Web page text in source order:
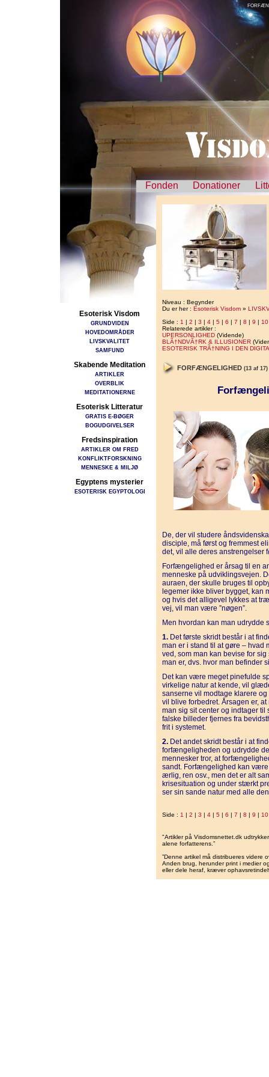
Fonden Donationer
Esoterisk Visdom
GRUNDVIDEN
HOVEDOMRÅDER
LIVSKVALITET
SAMFUND
Skabende Meditation
ARTIKLER
OVERBLIK
MEDITATIONERNE
Esoterisk Litteratur
GRATIS E-BØGER
BOGUDGIVELSER
Fredsinspiration
ARTIKLER OM FRED
KONFLIKTFORSKNING
MENNESKE & MILJØ
Egyptens mysterier
ESOTERISK EGYPTOLOGI
Niveau : Begynder
Du er her : Esoterisk Visdom »
Side : 1 | 2 | 3 | 4 | 5 | 6 | 7 | 8 | 9 | 10
Relaterede artikler :
UPERSONLIGHED (Vidende)
BLÃ†NDVÃ†RK & ILLUSIONER
ESOTERISK TRÃ†NING I DEN
FORFÆNGELIGHED (13 af 17)
De, der vil studere
disciple, må først og fremmest
det, vil alle deres anstrengelser
Forfængelighed er årsag til en
menneske på udviklingsvejen.
auraen, der skulle bruges til
legemer ikke bliver bygget, kan
og hvis det alligevel lykkes at
vej, vil man være ”nøgen”.
Men hvordan kan man
1. Det første skridt består i at
man er i stand til at gøre – hvad
ved, som man kan bevise for
man er, dvs. hvor man befinder
Det kan være meget pinefulde
virkelige natur at kende, vil
sanserne vil modtage klarere
vil blive forbedret. Årsagen er,
man sig sit center og indtager til
falske billeder fjernes fra
frit i systemet.
2. Det andet skridt består i at
forfængeligheden og udrydde
mennesker tror, at
sandt. Forfængelighed kan
ærlig, ren osv., men det er alt
krisesituation og under stærkt
ser sin sande natur med alle
Side : 1 | 2 | 3 | 4 | 5 | 6 | 7 | 8 | 9 | 10
"Artikler på Visdomsnettet.dk
alene forfatterens.”
”Denne artikel må distribueres videre
Anden brug, herunder print i medier
eller dele heraf, kræver